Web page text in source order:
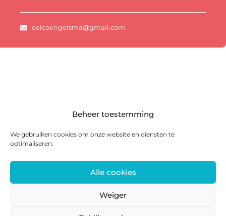
Beheer toestemming
We gebruiken cookies om onze website en diensten te
optimaliseren.
Alle cookies
Weiger
eelcoengelsma@gmail.com
Postadres: Postbus 285, 8440 AG Heerenveen |
Bezoekadres: Zwanedrift 2, 8446 KS Heerenveen
0513 468 158 | info@ateliersmajeur.nl